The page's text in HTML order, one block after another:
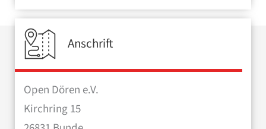
Anschrift
Open Dören e.V.
Kirchring 15